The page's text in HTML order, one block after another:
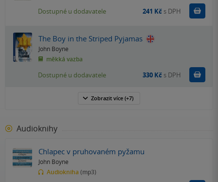
Dostupné u dodavatele 241 Kč s DPH
The Boy in the Striped Pyjamas
John Boyne
měkká vazba
Dostupné u dodavatele 330 Kč s DPH
Zobrazit více (+7)
Audioknihy
Chlapec v pruhovaném pyžamu
John Boyne
Audiokniha (mp3)